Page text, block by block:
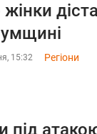
жінки
15:32 Регіони
під